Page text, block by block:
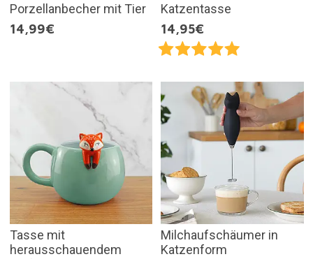
Porzellanbecher mit Tier
14,99€
Katzentasse
14,95€
Tasse mit
herausschauendem
Milchaufschäumer in
Katzenform